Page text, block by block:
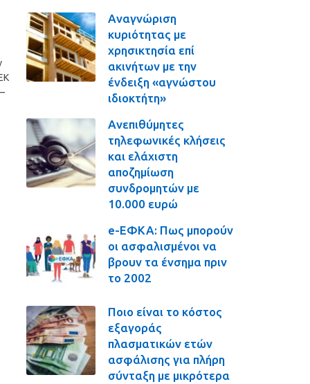
Αναγνώριση
κυριότητας με
χρησικτησία επί
ακινήτων με την
ένδειξη «αγνώστου
ιδιοκτήτη»
Ανεπιθύμητες
τηλεφωνικές κλήσεις
και ελάχιστη
αποζημίωση
συνδρομητών με
10.000 ευρώ
e-ΕΦΚΑ: Πως μπορούν
οι ασφαλισμένοι να
βρουν τα ένσημα πριν
το 2002
Ποιο είναι το κόστος
εξαγοράς
πλασματικών ετών
ασφάλισης για πλήρη
σύνταξη με μικρότερα